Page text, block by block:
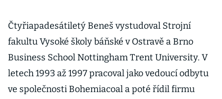
Čtyřiapadesátiletý Beneš vystudoval Strojní
fakultu Vysoké školy báňské v Ostravě a Brno
Business School Nottingham Trent University. V
letech 1993 až 1997 pracoval jako vedoucí odbytu
ve společnosti Bohemiacoal a poté řídil firmu